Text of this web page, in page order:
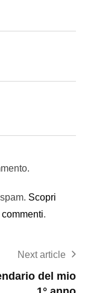
Scopri
.
Next article
del mio